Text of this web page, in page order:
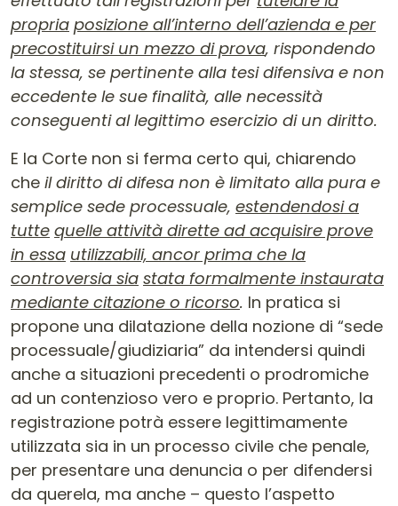
propria posizione all’interno dell’azienda e per
precostituirsi un mezzo di prova, rispondendo
la stessa, se pertinente alla tesi difensiva e non
eccedente le sue finalità, alle necessità
conseguenti al legittimo esercizio di un diritto.
E la Corte non si ferma certo qui, chiarendo
che il diritto di difesa non è limitato alla pura e
semplice sede processuale, estendendosi a
tutte quelle attività dirette ad acquisire prove
in essa utilizzabili, ancor prima che la
controversia sia stata formalmente instaurata
mediante citazione o ricorso. In pratica si
propone una dilatazione della nozione di “sede
processuale/giudiziaria” da intendersi quindi
anche a situazioni precedenti o prodromiche
ad un contenzioso vero e proprio. Pertanto, la
registrazione potrà essere legittimamente
utilizzata sia in un processo civile che penale,
per presentare una denuncia o per difendersi
da querela, ma anche – questo l’aspetto